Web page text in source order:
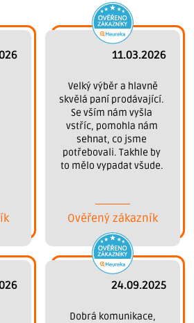
11.03.2026
skvělá paní prodávající.
Se vším nám vyšla
vstříc, pomohla nám
sehnat, co jsme
potřebovali. Takhle by
to mělo vypadat všude.
Ověřený zákazník
24.09.2025